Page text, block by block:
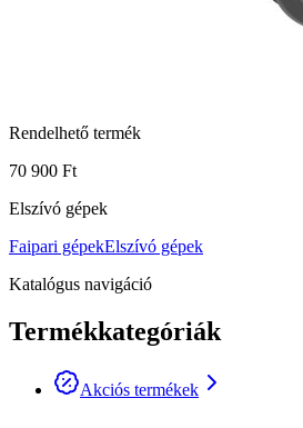
Rendelhető termék
70 900 Ft
Elszívó gépek
Faipari gépekElszívó gépek
Katalógus navigáció
Termékkategóriák
Akciós termékek